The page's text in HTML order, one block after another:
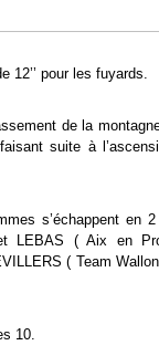
12’’ pour les fuyards.
de la
suite à
s’échappent en
LEBAS ( Aix en
( Team
10.